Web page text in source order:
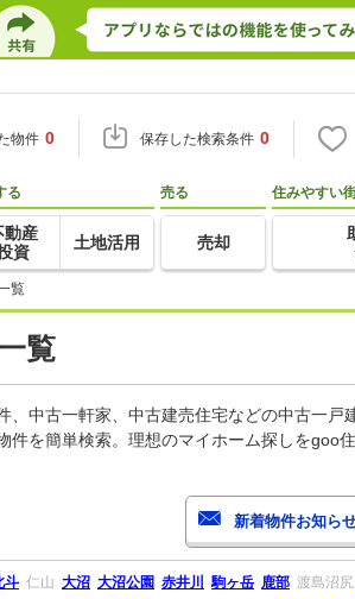
物件 0 保存した検索条件 0
る
動産
資
土地活用
売る
売却
住みやすい
覧
覧
中古一軒家、中古建売住宅などの中古一戸
を簡単検索。理想のマイホーム探しをgoo
斗 仁山 大沼 大沼公園 赤井川 駒ヶ岳 鹿部 渡島沼尻